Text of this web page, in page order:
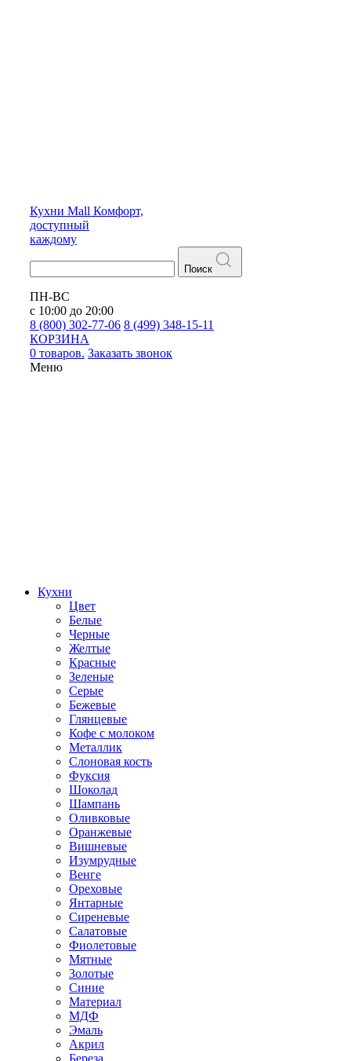
Кухни Mall Комфорт,
доступный
каждому
Поиск
ПН-ВС
с 10:00 до 20:00
8 (800) 302-77-06 8 (499) 348-15-11
КОРЗИНА
0 товаров. Заказать звонок
Меню
Кухни
Цвет
Белые
Черные
Желтые
Красные
Зеленые
Серые
Бежевые
Глянцевые
Кофе с молоком
Металлик
Слоновая кость
Фуксия
Шоколад
Шампань
Оливковые
Оранжевые
Вишневые
Изумрудные
Венге
Ореховые
Янтарные
Сиреневые
Салатовые
Фиолетовые
Мятные
Золотые
Синие
Материал
МДФ
Эмаль
Акрил
Береза